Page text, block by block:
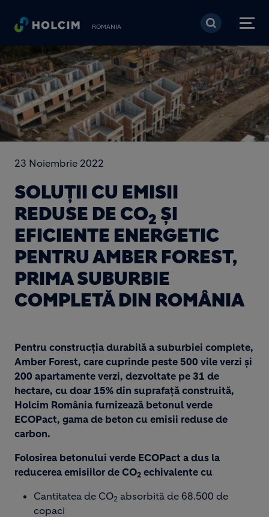
Mergi la conţinutul
ROMANIA
23 Noiembrie 2022
SOLUȚII CU EMISII
REDUSE DE CO2 ȘI
EFICIENTE ENERGETIC
PENTRU AMBER FOREST,
PRIMA SUBURBIE
COMPLETĂ DIN ROMÂNIA
Pentru construcția durabilă a suburbiei complete,
Amber Forest, care cuprinde peste 500 vile verzi şi
200 apartamente verzi, dezvoltate pe 31 de
hectare, cu doar 15% din suprafață construită,
Holcim România furnizează betonul verde
ECOPact, gama de beton cu emisii reduse de
carbon.
Folosirea betonului verde ECOPact a dus la
reducerea emisiilor de CO2 echivalente cu
Cantitatea de CO2 absorbită de 68.500 de
copaci